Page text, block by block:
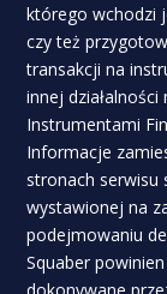
którego wchodzi
czy też
transakcji na
innej
Instrumentami
Informacje
stronach serwisu
wystawionej na
podejmowaniu
Squaber